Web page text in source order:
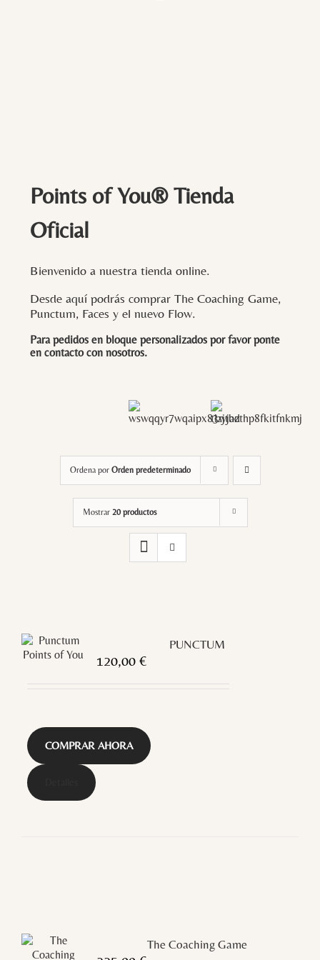
Points of You® Tienda
Oficial
Bienvenido a nuestra tienda online.
Desde aquí podrás comprar The Coaching Game,
Punctum, Faces y el nuevo Flow.
Para pedidos en bloque personalizados por favor ponte
en contacto con nosotros.
Ordena por Orden predeterminado
Mostrar 20 productos
PUNCTUM
120,00 €
COMPRAR AHORA
The Coaching Game